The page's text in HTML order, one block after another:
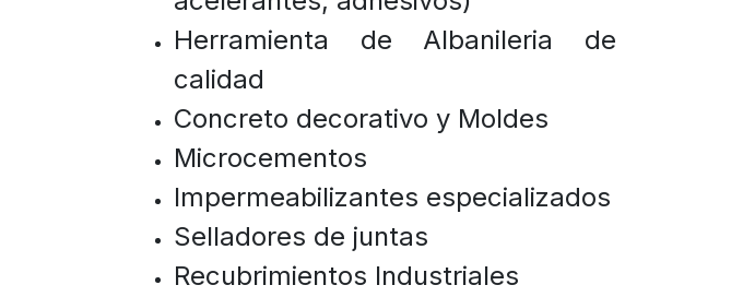
Herramienta de Albanileria de
calidad
Concreto decorativo y Moldes
Microcementos
Impermeabilizantes especializados
Selladores de juntas
Recubrimientos Industriales